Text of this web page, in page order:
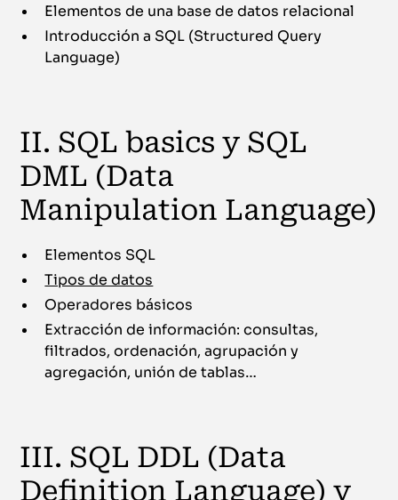
Elementos de una base de datos relacional
Introducción a SQL (Structured Query
Language)
II. SQL basics y SQL
DML (Data
Manipulation Language)
Elementos SQL
Tipos de datos
Operadores básicos
Extracción de información: consultas,
filtrados, ordenación, agrupación y
agregación, unión de tablas…
III. SQL DDL (Data
Definition Language) y